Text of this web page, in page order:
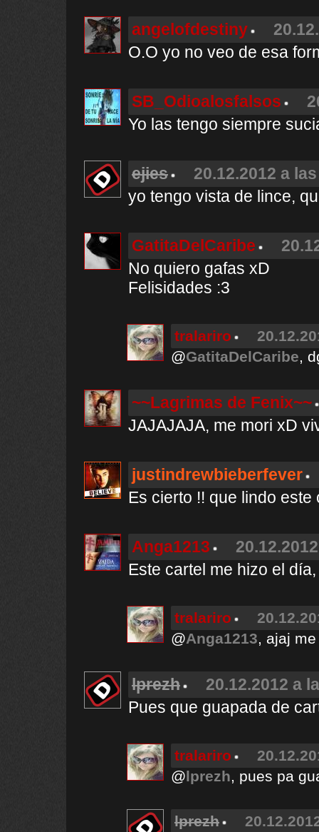
angelofdestiny
O.O yo no veo de esa
SB_Odioalosfalsos
Yo las tengo siempre
ejies
20.12.2012 a
yo tengo vista de lince,
GatitaDelCaribe
No quiero gafas xD
Felisidades :3
tralariro
@GatitaDelCaribe,
~~Lagrimas de Fenix~~
JAJAJAJA, me mori xD
justindrewbieberfever
Es cierto !! que lindo este
Anga1213
Este cartel me hizo el
tralariro
@Anga1213, ajaj
lprezh
20.12.2012 a
Pues que guapada de
tralariro
@lprezh, pues pa
lprezh